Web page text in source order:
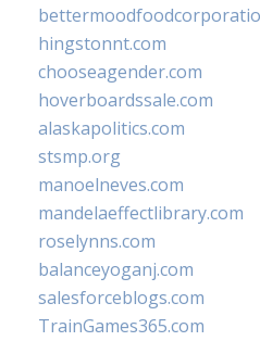
hingstonnt.com
chooseagender.com
hoverboardssale.com
alaskapolitics.com
stsmp.org
manoelneves.com
mandelaeffectlibrary.com
roselynns.com
balanceyoganj.com
salesforceblogs.com
TrainGames365.com